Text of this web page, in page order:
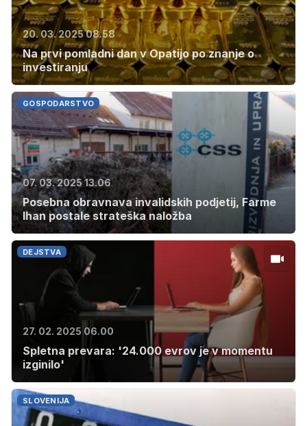
20. 03. 2025 08.58
Na prvi pomladni dan v Opatijo po znanje o
investiranju
GOSPODARSTVO
07. 03. 2025 13.06
Posebna obravnava invalidskih podjetij, Farme
Ihan postale strateška naložba
DEJSTVA
27. 02. 2025 06.00
Spletna prevara: '24.000 evrov je v momentu
izginilo'
SLOVENIJA